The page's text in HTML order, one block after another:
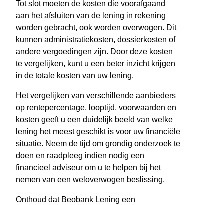
Tot slot moeten de kosten die voorafgaand
aan het afsluiten van de lening in rekening
worden gebracht, ook worden overwogen. Dit
kunnen administratiekosten, dossierkosten of
andere vergoedingen zijn. Door deze kosten
te vergelijken, kunt u een beter inzicht krijgen
in de totale kosten van uw lening.
Het vergelijken van verschillende aanbieders
op rentepercentage, looptijd, voorwaarden en
kosten geeft u een duidelijk beeld van welke
lening het meest geschikt is voor uw financiële
situatie. Neem de tijd om grondig onderzoek te
doen en raadpleeg indien nodig een
financieel adviseur om u te helpen bij het
nemen van een weloverwogen beslissing.
Onthoud dat Beobank Lening een